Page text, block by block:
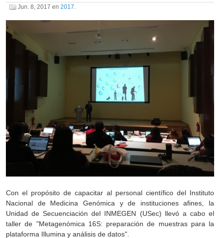
Jun. 8, 2017 en 2017.
Con el propósito de capacitar al personal científico del Instituto
Nacional de Medicina Genómica y de instituciones afines, la
Unidad de Secuenciación del INMEGEN (USec) llevó a cabo el
taller de "Metagenómica 16S: preparación de muestras para la
plataforma Illumina y análisis de datos".